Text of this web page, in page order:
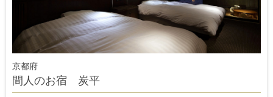
京都府
間人のお宿 炭平